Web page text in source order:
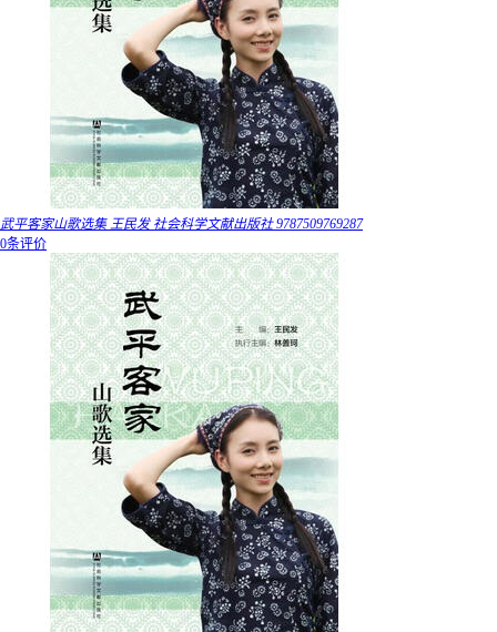
武平客家山歌选集 王民发 社会科学文献出版社 9787509769287
0条评价